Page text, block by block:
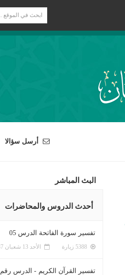
أرسل سؤالا
البث المباشر
أحدث الدروس والمحاضرات
تفسير سورة الفاتحة الدرس 05
الأحد 13 شعبان 1447ﻫ 1-2-2026م
تفسير القرآن الكريم - الدرس رقم 04